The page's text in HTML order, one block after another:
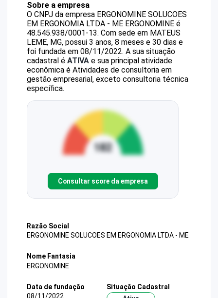
Sobre a empresa
O CNPJ da empresa ERGONOMINE SOLUCOES
EM ERGONOMIA LTDA - ME ERGONOMINE é
48.545.938/0001-13. Com sede em MATEUS
LEME, MG, possui 3 anos, 8 meses e 30 dias e
foi fundada em 08/11/2022. A sua situação
cadastral é ATIVA e sua principal atividade
econômica é Atividades de consultoria em
gestão empresarial, exceto consultoria técnica
específica.
Consultar score da empresa
Razão Social
ERGONOMINE SOLUCOES EM ERGONOMIA LTDA - ME
Nome Fantasia
ERGONOMINE
Data de fundação
08/11/2022
Situação Cadastral